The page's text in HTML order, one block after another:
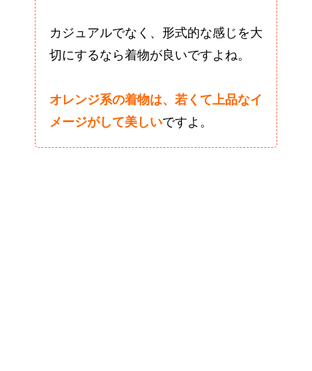
カジュアルでなく、形式的な感じを大
切にするなら着物が良いですよね。
オレンジ系の着物は、若くて上品なイ
メージがして美しいですよ。